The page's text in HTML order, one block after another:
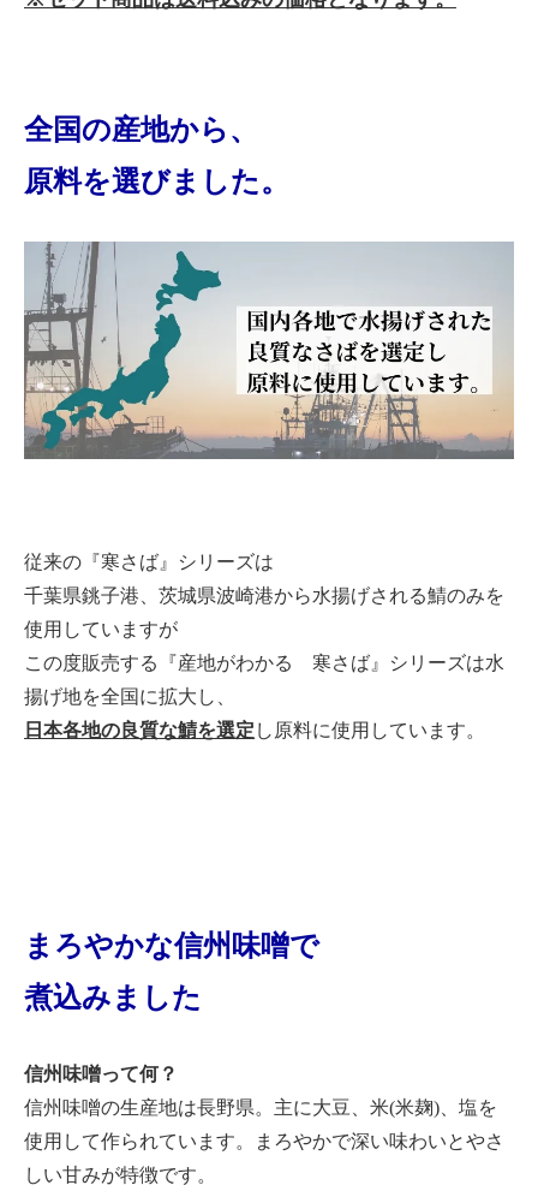
全国の産地から、
原料を選びました。
従来の『寒さば』シリーズは
千葉県銚子港、茨城県波崎港から水揚げされる鯖のみを
使用していますが
この度販売する『産地がわかる 寒さば』シリーズは水
揚げ地を全国に拡大し、
日本各地の良質な鯖を選定 し原料に使用しています。
まろやかな信州味噌で
煮込みました
信州味噌って何？
信州味噌の生産地は長野県。主に大豆、米(米麹)、塩を
使用して作られています。まろやかで深い味わいとやさ
しい甘みが特徴です。